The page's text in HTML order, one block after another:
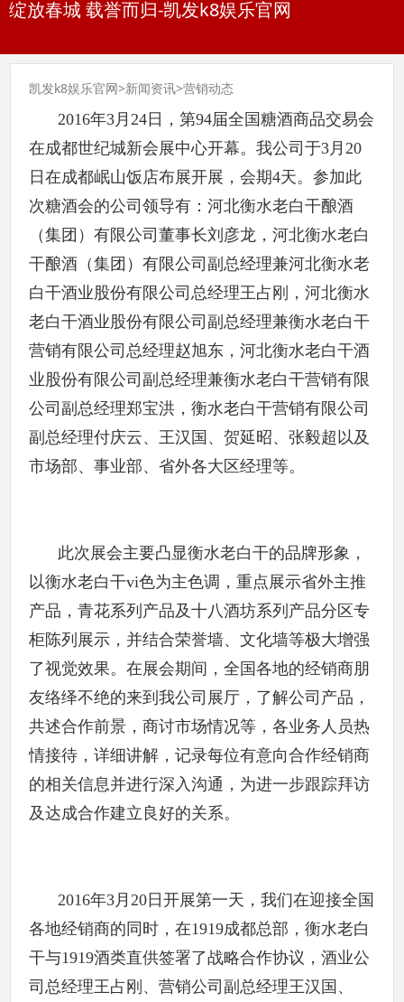
绽放春城 载誉而归-凯发k8娱乐官网
凯发k8娱乐官网>新闻资讯>营销动态
2016年3月24日，第94届全国糖酒商品交易会
在成都世纪城新会展中心开幕。我公司于3月20
日在成都岷山饭店布展开展，会期4天。参加此
次糖酒会的公司领导有：河北衡水老白干酿酒
（集团）有限公司董事长刘彦龙，河北衡水老白
干酿酒（集团）有限公司副总经理兼河北衡水老
白干酒业股份有限公司总经理王占刚，河北衡水
老白干酒业股份有限公司副总经理兼衡水老白干
营销有限公司总经理赵旭东，河北衡水老白干酒
业股份有限公司副总经理兼衡水老白干营销有限
公司副总经理郑宝洪，衡水老白干营销有限公司
副总经理付庆云、王汉国、贺延昭、张毅超以及
市场部、事业部、省外各大区经理等。
此次展会主要凸显衡水老白干的品牌形象，
以衡水老白干vi色为主色调，重点展示省外主推
产品，青花系列产品及十八酒坊系列产品分区专
柜陈列展示，并结合荣誉墙、文化墙等极大增强
了视觉效果。在展会期间，全国各地的经销商朋
友络绎不绝的来到我公司展厅，了解公司产品，
共述合作前景，商讨市场情况等，各业务人员热
情接待，详细讲解，记录每位有意向合作经销商
的相关信息并进行深入沟通，为进一步跟踪拜访
及达成合作建立良好的关系。
2016年3月20日开展第一天，我们在迎接全国
各地经销商的同时，在1919成都总部，衡水老白
干与1919酒类直供签署了战略合作协议，酒业公
司总经理王占刚、营销公司副总经理王汉国、